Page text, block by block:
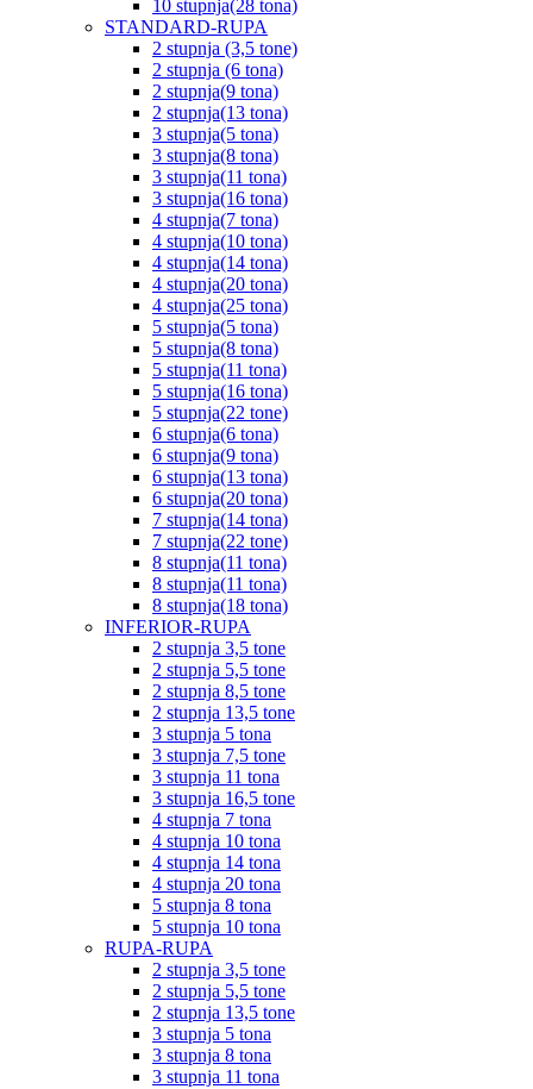
10 stupnja(28 tona)
STANDARD-RUPA
2 stupnja (3,5 tone)
2 stupnja (6 tona)
2 stupnja(9 tona)
2 stupnja(13 tona)
3 stupnja(5 tona)
3 stupnja(8 tona)
3 stupnja(11 tona)
3 stupnja(16 tona)
4 stupnja(7 tona)
4 stupnja(10 tona)
4 stupnja(14 tona)
4 stupnja(20 tona)
4 stupnja(25 tona)
5 stupnja(5 tona)
5 stupnja(8 tona)
5 stupnja(11 tona)
5 stupnja(16 tona)
5 stupnja(22 tone)
6 stupnja(6 tona)
6 stupnja(9 tona)
6 stupnja(13 tona)
6 stupnja(20 tona)
7 stupnja(14 tona)
7 stupnja(22 tone)
8 stupnja(11 tona)
8 stupnja(11 tona)
8 stupnja(18 tona)
INFERIOR-RUPA
2 stupnja 3,5 tone
2 stupnja 5,5 tone
2 stupnja 8,5 tone
2 stupnja 13,5 tone
3 stupnja 5 tona
3 stupnja 7,5 tone
3 stupnja 11 tona
3 stupnja 16,5 tone
4 stupnja 7 tona
4 stupnja 10 tona
4 stupnja 14 tona
4 stupnja 20 tona
5 stupnja 8 tona
5 stupnja 10 tona
RUPA-RUPA
2 stupnja 3,5 tone
2 stupnja 5,5 tone
2 stupnja 13,5 tone
3 stupnja 5 tona
3 stupnja 8 tona
3 stupnja 11 tona